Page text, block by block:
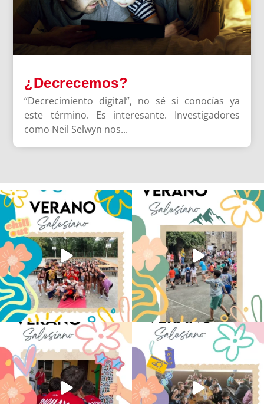
¿Decrecemos?
“Decrecimiento digital”, no sé si conocías ya
este término. Es interesante. Investigadores
como Neil Selwyn nos...
Los alumnos de 6º de Primaria, 1º y 2º
de la ESO...
146 2
La diversión y la alegría también se han
sentido...
97 0
No hay verano sin que sea Salesiano ❤️
💫 en Luz 4
...
0
viviendo la alegría en el campamento
...
2